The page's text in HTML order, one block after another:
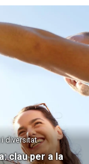
clau per a la
i diversitat